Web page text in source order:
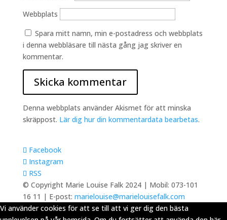
Webbplats
Spara mitt namn, min e-postadress och webbplats
i denna webbläsare till nästa gång jag skriver en
kommentar.
Denna webbplats använder Akismet för att minska
skräppost. Lär dig hur din kommentardata bearbetas.
Facebook
Instagram
RSS
© Copyright Marie Louise Falk 2024 | Mobil: 073-101
16 11 | E-post: marielouise@marielouisefalk.com
Vi använder cookies för att se till att vi ger dig den bästa